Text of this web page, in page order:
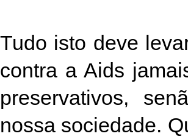
Tudo isto deve
contra a Aids
preservativos,
nossa sociedade.